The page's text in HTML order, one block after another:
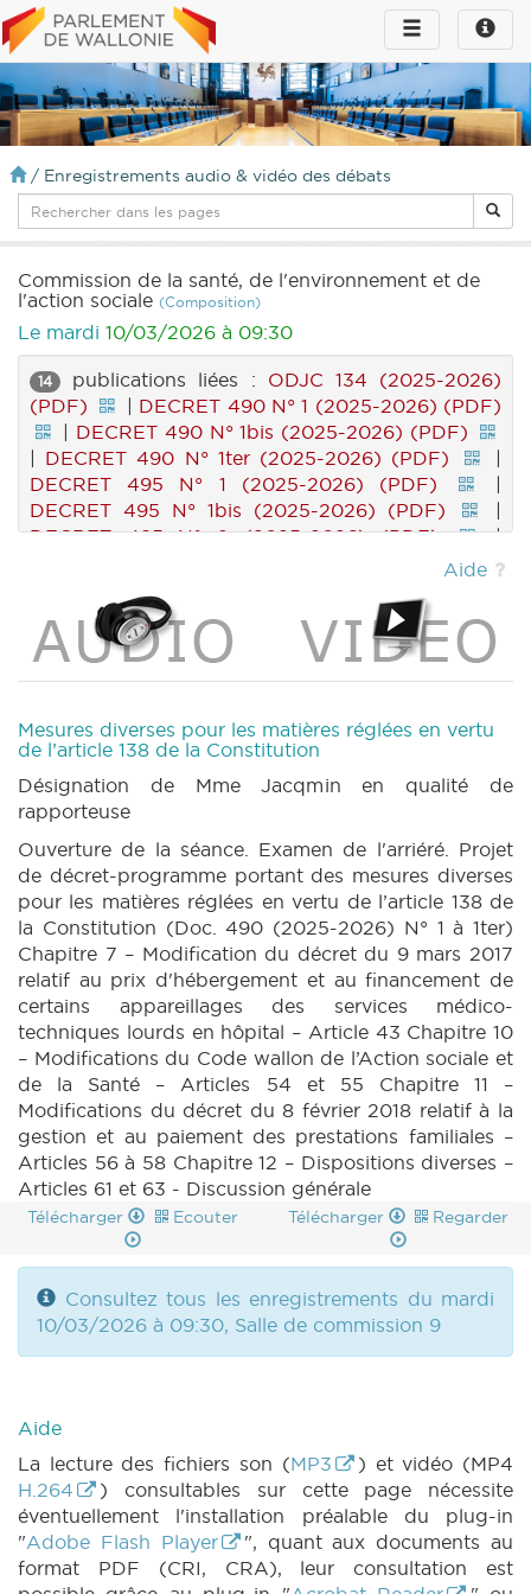
Toggle
infos
Toggle
navigation
/ Enregistrements audio & vidéo des débats
Commission de la santé, de l'environnement et de
l'action sociale (Composition)
Le mardi 10/03/2026 à 09:30
14 publications liées : ODJC 134 (2025-2026)
(PDF)
| DECRET 490 N° 1 (2025-2026) (PDF)
| DECRET 490 N° 1bis (2025-2026) (PDF)
| DECRET 490 N° 1ter (2025-2026) (PDF)
|
DECRET 495 N° 1 (2025-2026) (PDF)
|
DECRET 495 N° 1bis (2025-2026) (PDF)
|
DECRET 495 N° 2 (2025-2026) (PDF)
|
|
DECRET 379 N° 3 (2025-2026) (PDF)
|
DECRET 379 N° 4 (2025-2026) (PDF)
|
DECRET 490 N° 3 annexe 3 (2025-2026) (PDF)
(2025-2026) (PDF)
Aide
Mesures diverses pour les matières réglées en vertu
de l’article 138 de la Constitution
Désignation de Mme Jacqmin en qualité de
rapporteuse
Ouverture de la séance. Examen de l'arriéré. Projet
de décret-programme portant des mesures diverses
pour les matières réglées en vertu de l’article 138 de
la Constitution (Doc. 490 (2025-2026) N° 1 à 1ter)
Chapitre 7 – Modification du décret du 9 mars 2017
relatif au prix d'hébergement et au financement de
certains appareillages des services médico-
techniques lourds en hôpital – Article 43 Chapitre 10
– Modifications du Code wallon de l’Action sociale et
de la Santé – Articles 54 et 55 Chapitre 11 –
Modifications du décret du 8 février 2018 relatif à la
gestion et au paiement des prestations familiales –
Articles 56 à 58 Chapitre 12 – Dispositions diverses –
Articles 61 et 63 - Discussion générale
Télécharger Ecouter Télécharger Regarder
Consultez tous les enregistrements du mardi
10/03/2026 à 09:30, Salle de commission 9
Aide
La lecture des fichiers son (MP3
) et vidéo (MP4
H.264
) consultables sur cette page nécessite
éventuellement l'installation préalable du plug-in
"Adobe Flash Player
", quant aux documents au
format PDF (CRI, CRA), leur consultation est